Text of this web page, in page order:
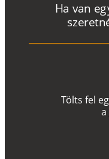
Tölts fel eg
a
Ha van eg
szeretn